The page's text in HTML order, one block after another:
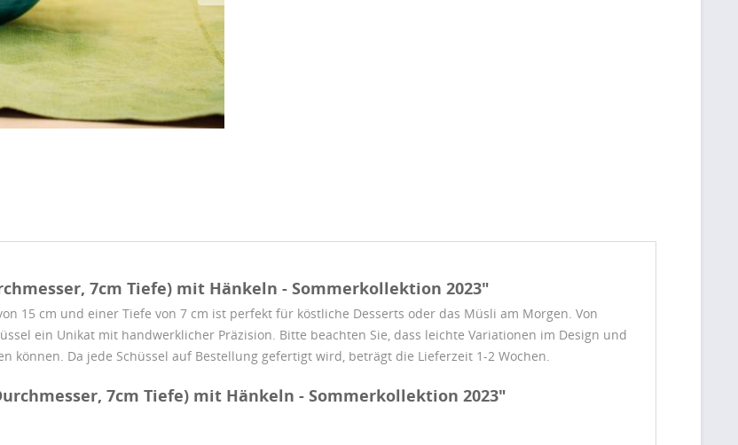
7cm Tiefe) mit Hänkeln - Sommerkollektion 2023"
15 cm und einer Tiefe von 7 cm ist perfekt für köstliche Desserts oder das Müsli am Morgen. Von
ein Unikat mit handwerklicher Präzision. Bitte beachten Sie, dass leichte Variationen im Design und
Da jede Schüssel auf Bestellung gefertigt wird, beträgt die Lieferzeit 1-2 Wochen.
7cm Tiefe) mit Hänkeln - Sommerkollektion 2023"